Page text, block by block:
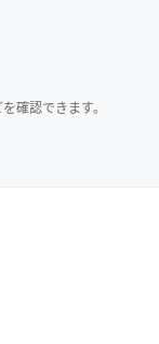
確認できます。